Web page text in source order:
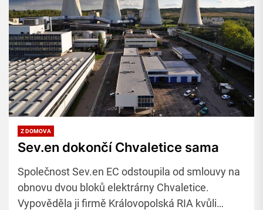
Z DOMOVA
Sev.en dokončí Chvaletice sama
Společnost Sev.en EC odstoupila od smlouvy na
obnovu dvou bloků elektrárny Chvaletice.
Vypověděla ji firmě Královopolská RIA kvůli